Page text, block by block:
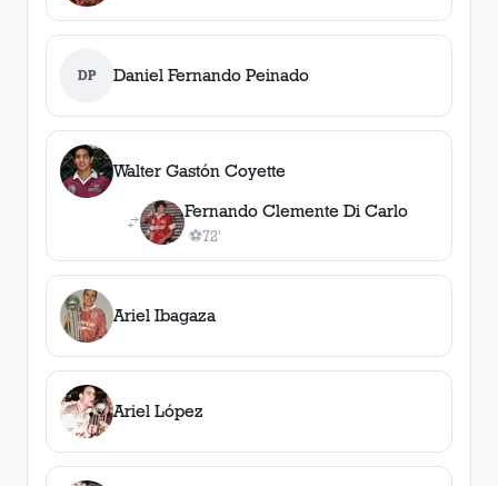
DP Daniel Fernando Peinado
Walter Gastón Coyette
Fernando Clemente Di Carlo
⚽
1gol
72'
Ariel Ibagaza
Ariel López